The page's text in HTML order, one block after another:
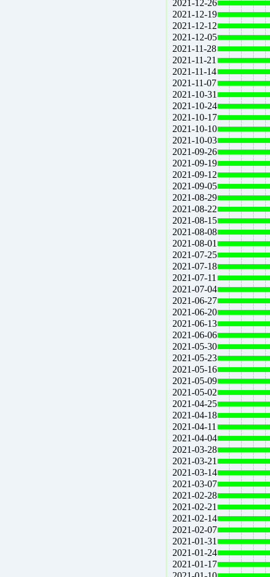
2021-12-26
2021-12-19
2021-12-12
2021-12-05
2021-11-28
2021-11-21
2021-11-14
2021-11-07
2021-10-31
2021-10-24
2021-10-17
2021-10-10
2021-10-03
2021-09-26
2021-09-19
2021-09-12
2021-09-05
2021-08-29
2021-08-22
2021-08-15
2021-08-08
2021-08-01
2021-07-25
2021-07-18
2021-07-11
2021-07-04
2021-06-27
2021-06-20
2021-06-13
2021-06-06
2021-05-30
2021-05-23
2021-05-16
2021-05-09
2021-05-02
2021-04-25
2021-04-18
2021-04-11
2021-04-04
2021-03-28
2021-03-21
2021-03-14
2021-03-07
2021-02-28
2021-02-21
2021-02-14
2021-02-07
2021-01-31
2021-01-24
2021-01-17